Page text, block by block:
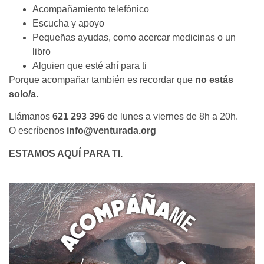
Acompañamiento telefónico
Escucha y apoyo
Pequeñas ayudas, como acercar medicinas o un
libro
Alguien que esté ahí para ti
Porque acompañar también es recordar que no estás
solo/a.
Llámanos 621 293 396 de lunes a viernes de 8h a 20h.
O escríbenos info@venturada.org
ESTAMOS AQUÍ PARA TI.